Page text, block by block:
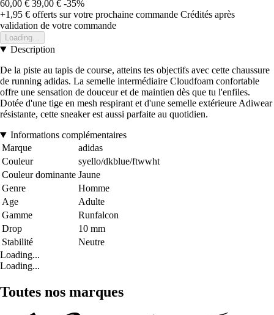
60,00 € 39,00 € -35%
+1,95 € offerts sur votre prochaine commande Crédités après
validation de votre commande
Loading...
Description
De la piste au tapis de course, atteins tes objectifs avec cette chaussure
de running adidas. La semelle intermédiaire Cloudfoam confortable
offre une sensation de douceur et de maintien dès que tu l'enfiles.
Dotée d'une tige en mesh respirant et d'une semelle extérieure Adiwear
résistante, cette sneaker est aussi parfaite au quotidien.
Informations complémentaires
Marque
adidas
Couleur
syello/dkblue/ftwwht
Couleur dominante Jaune
Genre
Homme
Age
Adulte
Gamme
Runfalcon
Drop
10 mm
Stabilité
Neutre
Loading...
Loading...
Toutes nos marques